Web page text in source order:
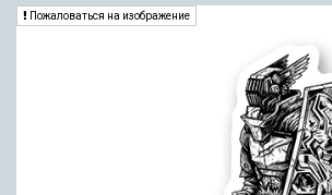
Пожаловаться на изображение